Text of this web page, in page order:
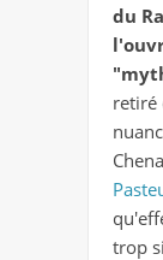
du
retiré
trop